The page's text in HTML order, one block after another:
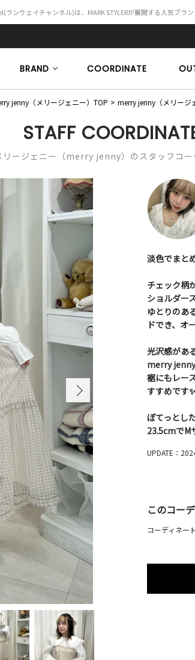
ランウェイチャンネル)は、MARK STYLERが展開する人気ブラ
BRAND COORDINATE
jenny（メリージェニー）TOP merry jenny（メリージ
STAFF
リージェニー（merry jenny）のスタッフコー
淡色でまと
チェック柄
ショルダー
ゆとりのあ
ドでき、オ
光沢感があ
merry jenny
裾にもレー
すすめです
ぽてっとし
23.5cmでM
UPDATE：
このコー
コーディネー